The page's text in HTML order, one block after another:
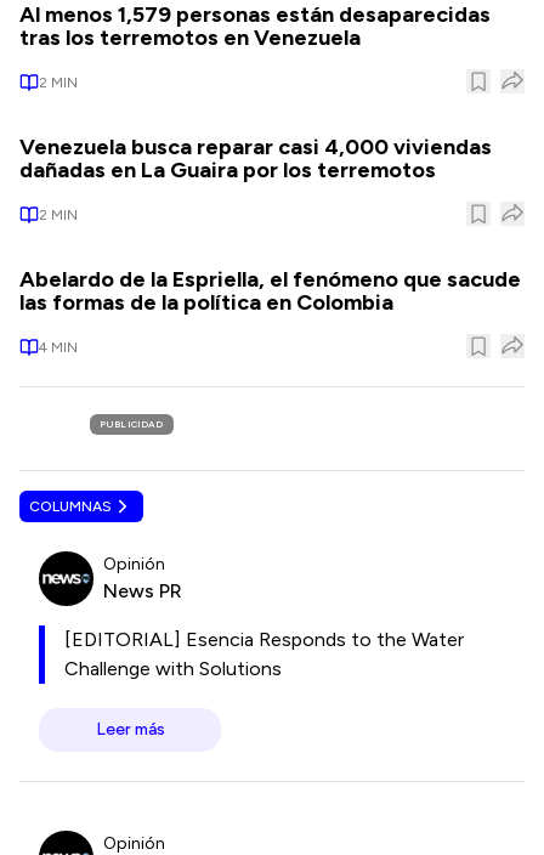
Al menos 1,579 personas están desaparecidas
tras los terremotos en Venezuela
2 MIN
Venezuela busca reparar casi 4,000 viviendas
dañadas en La Guaira por los terremotos
2 MIN
Abelardo de la Espriella, el fenómeno que sacude
las formas de la política en Colombia
4 MIN
PUBLICIDAD
COLUMNAS
Opinión
News PR
[EDITORIAL] Esencia Responds to the Water
Challenge with Solutions
Leer más
Opinión